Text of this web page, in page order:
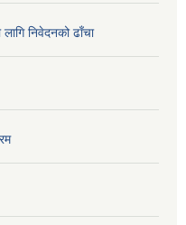
लागि निवेदनको ढाँचा